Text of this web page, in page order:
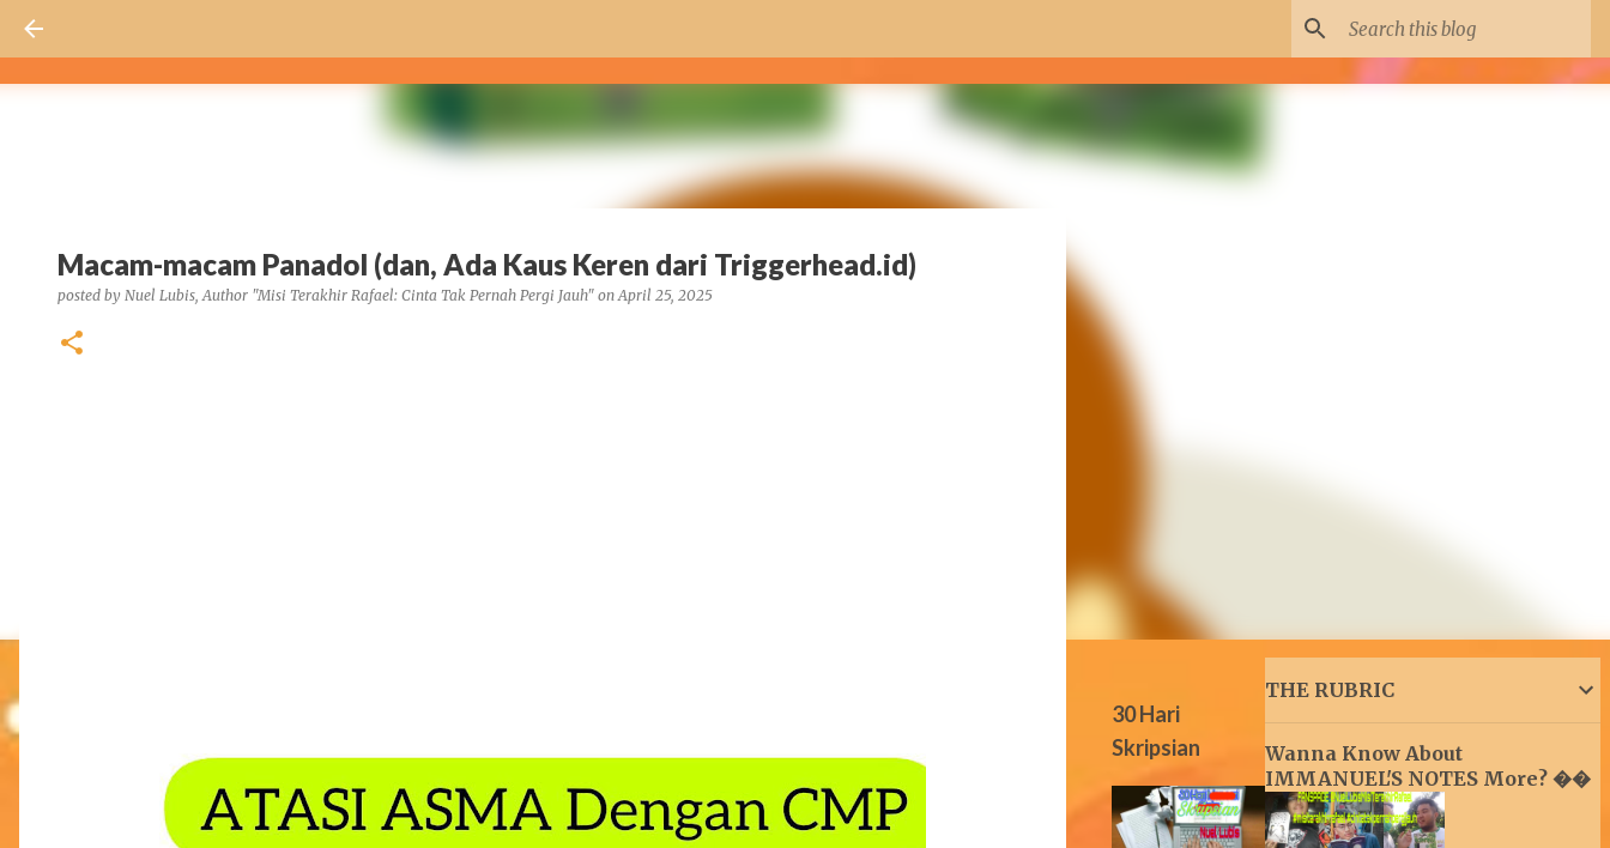
Macam-macam Panadol (dan, Ada Kaus Keren dari Triggerhead.id)
posted by Nuel Lubis, Author "Misi Terakhir Rafael: Cinta Tak Pernah Pergi Jauh" onApril 25, 2025
30 Hari
Skripsian
THE RUBRIC
Wanna Know About
IMMANUEL'S NOTES More? ��